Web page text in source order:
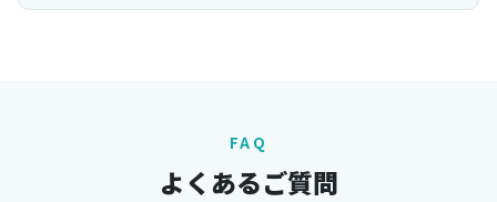
FAQ
よくあるご質問